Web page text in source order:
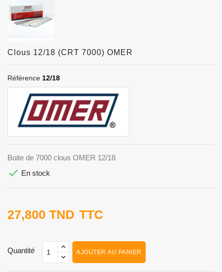
Clous 12/18 (CRT 7000) OMER
Référence 12/18
Boite de 7000 clous OMER 12/18
 En stock
27,800 TND TTC
Quantité AJOUTER AU PANIER